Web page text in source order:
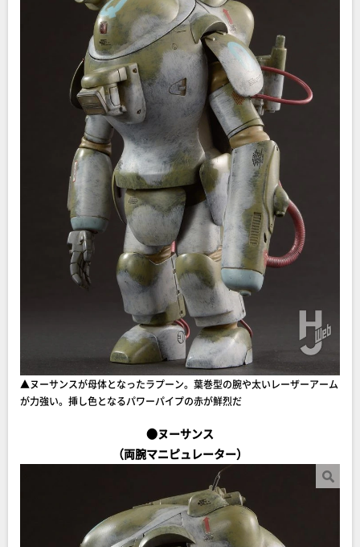
▲ヌーサンスが母体となったラプーン。葉巻型の腕や太いレーザーアーム
が力強い。挿し色となるパワーパイプの赤が鮮烈だ
●ヌーサンス
（両腕マニピュレーター）